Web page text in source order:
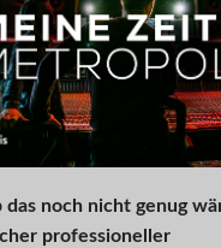
das noch nicht genug
professioneller